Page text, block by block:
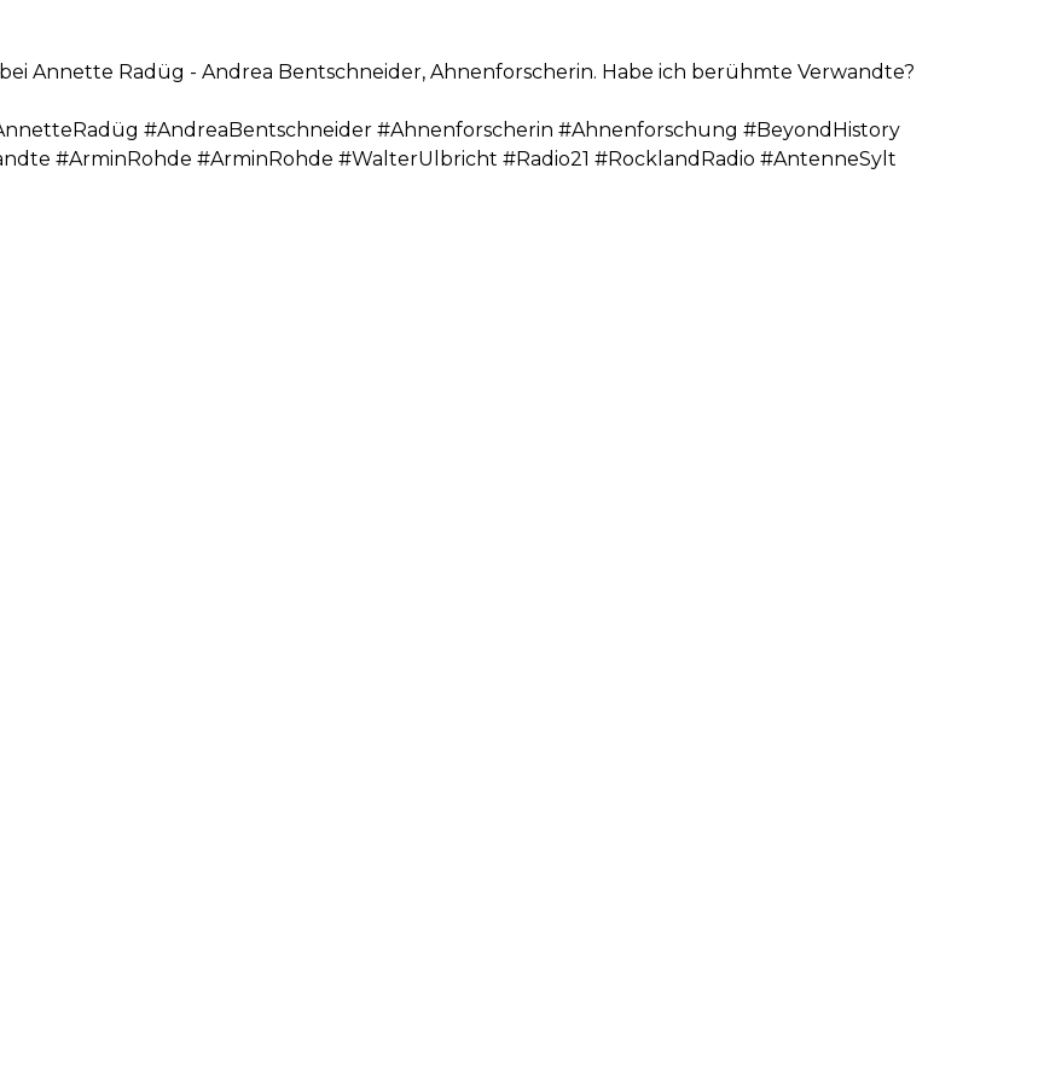
Annette Radüg - Andrea Bentschneider, Ahnenforscherin. Habe ich berühmte Verwandte?
#AndreaBentschneider #Ahnenforscherin #Ahnenforschung #BeyondHistory
#ArminRohde #ArminRohde #WalterUlbricht #Radio21 #RocklandRadio #AntenneSylt